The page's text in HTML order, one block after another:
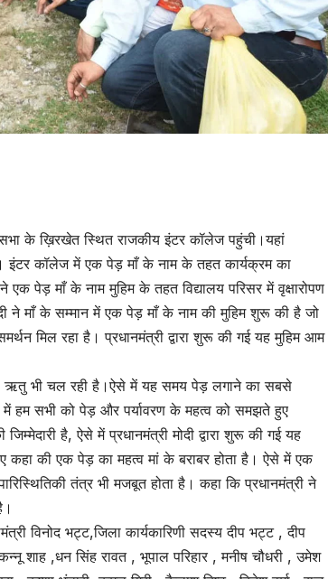
के ख़िरखेत स्थित राजकीय इंटर कॉलेज पहुंची।यहां
इंटर कॉलेज में एक पेड़ माँ के नाम के तहत कार्यक्रम का
पेड़ माँ के नाम मुहिम के तहत विद्यालय परिसर में वृक्षारोपण
ने माँ के सम्मान में एक पेड़ माँ के नाम की मुहिम शुरू की है जो
मिल रहा है। प्रधानमंत्री द्वारा शुरू की गई यह मुहिम आम
ऋतु भी चल रही है।ऐसे में यह समय पेड़ लगाने का सबसे
में हम सभी को पेड़ और पर्यावरण के महत्व को समझते हुए
है, ऐसे में प्रधानमंत्री मोदी द्वारा शुरू की गई यह
कहा की एक पेड़ का महत्व मां के बराबर होता है। ऐसे में एक
तंत्र भी मजबूत होता है। कहा कि प्रधानमंत्री ने
विनोद भट्ट,जिला कार्यकारिणी सदस्य दीप भट्ट , दीप
शाह ,धन सिंह रावत , भूपाल परिहार , मनीष चौधरी , उमेश